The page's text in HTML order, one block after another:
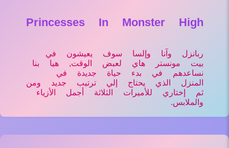
Princesses In Monster High
ربانزل وآنا وإلسا سوف يعيشون في
بيت مونستر هاي لعبض الوقت, هيا بنا
نساعدهم في بدء حياة جديدة في
المنزل الذي يحتاج إلي ترتيب جديد ومن
ثم إختاري للأميرات الثلاثة أجمل الأزياء
والملابس.